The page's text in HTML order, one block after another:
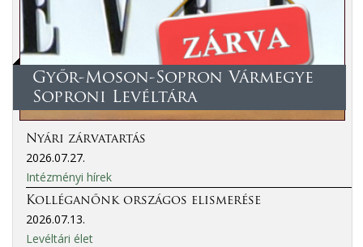
Győr-Moson-Sopron Vármegye
Soproni Levéltára
Nyári zárvatartás
2026.07.27.
Intézményi hírek
Kolléganőnk országos elismerése
2026.07.13.
Levéltári élet